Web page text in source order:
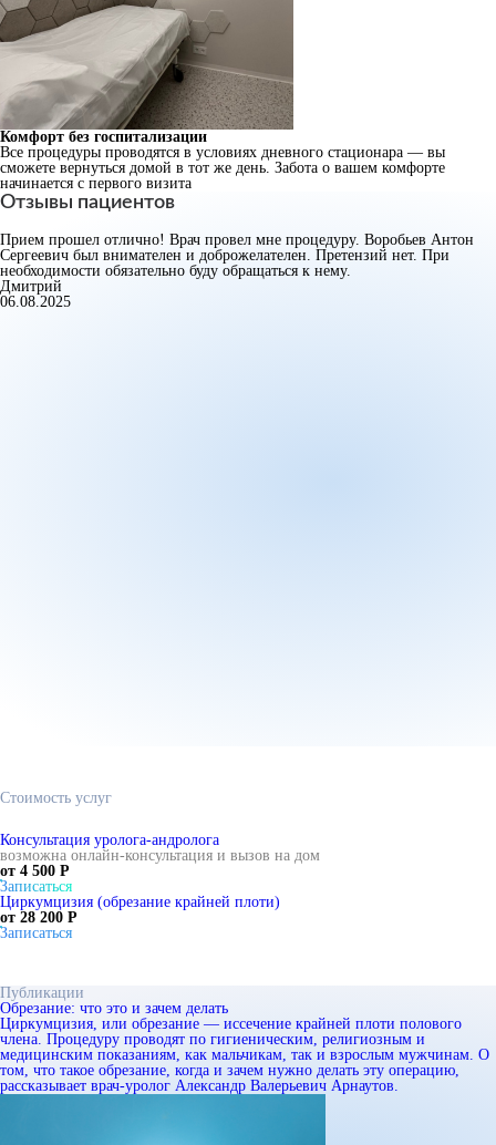
Комфорт без госпитализации
Все процедуры проводятся в условиях дневного стационара — вы
сможете вернуться домой в тот же день. Забота о вашем комфорте
начинается с первого визита
Отзывы пациентов
Прием прошел отлично! Врач провел мне процедуру. Воробьев Антон
Сергеевич был внимателен и доброжелателен. Претензий нет. При
необходимости обязательно буду обращаться к нему.
Дмитрий
06.08.2025
Стоимость услуг
Консультация уролога-андролога
возможна онлайн-консультация и вызов на дом
от 4 500 Р
Записаться
Циркумцизия (обрезание крайней плоти)
от 28 200 Р
Записаться
Публикации
Обрезание: что это и зачем делать
Циркумцизия, или обрезание — иссечение крайней плоти полового
члена. Процедуру проводят по гигиеническим, религиозным и
медицинским показаниям, как мальчикам, так и взрослым мужчинам. О
том, что такое обрезание, когда и зачем нужно делать эту операцию,
рассказывает врач-уролог Александр Валерьевич Арнаутов.